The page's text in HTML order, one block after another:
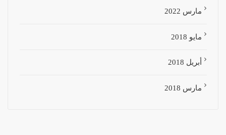
مارس 2022
مايو 2018
أبريل 2018
مارس 2018